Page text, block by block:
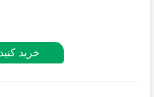
خرید کنید